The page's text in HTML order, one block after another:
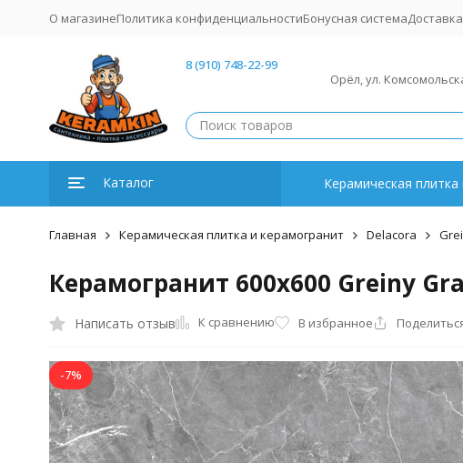
О магазинеПолитика конфиденциальностиБонусная система
8 (910) 748-22-99
Орёл, ул.
Каталог Керамическая
Главная Керамическая плитка и керамогранит Delacora
Керамогранит 600x600 Greiny
Написать отзыв К сравнению В избранное
-7%